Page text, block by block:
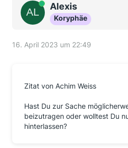
Online Alexis
Koryphäe
16. April 2023 um 22:49
Zitat von Achim Weiss
Hast Du zur Sache
beizutragen oder wolltest Du
hinterlassen?